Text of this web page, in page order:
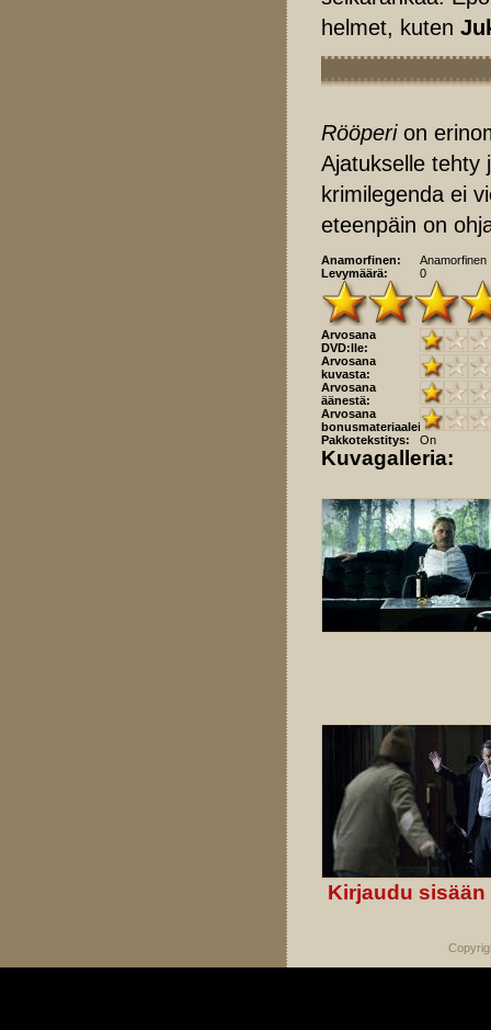
helmet, kuten
Rööperion
Ajatukselle tehty
krimilegenda ei
eteenpäin on
Anamorfinen:
Anamorfinen
Levymäärä:
0
Arvosana
DVD:lle:
Arvosana
kuvasta:
Arvosana
äänestä:
Arvosana
bonusmateriaaleista:
Pakkotekstitys:
On
Kuvagalleria:
Kirjaudu sisään